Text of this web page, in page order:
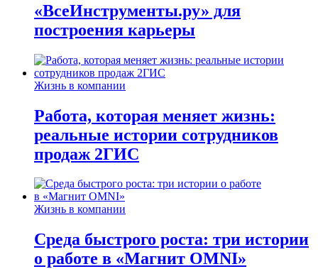
«ВсеИнструменты.ру» для
построения карьеры
Жизнь в компании
Работа, которая меняет жизнь:
реальные истории сотрудников
продаж 2ГИС
Жизнь в компании
Среда быстрого роста: три истории
о работе в «Магнит OMNI»